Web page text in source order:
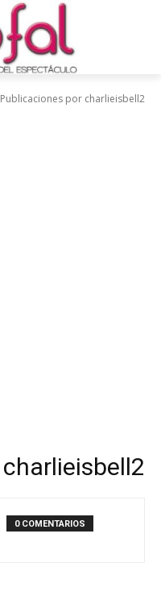
Publicaciones por charlieisbell2
charlieisbell2
0 COMENTARIOS